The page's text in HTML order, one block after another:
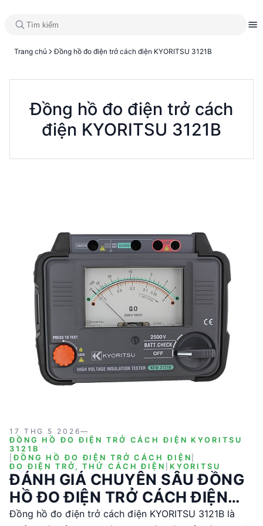
Trang chủ Đồng hồ đo điện trở cách điện KYORITSU 3121B
Đồng hồ đo điện trở cách
điện KYORITSU 3121B
17 THG 5 2026—
ĐỒNG HỒ ĐO ĐIỆN TRỞ CÁCH ĐIỆN KYORITSU
3121B
|ĐỒNG HỒ ĐO ĐIỆN TRỞ CÁCH ĐIỆN
ĐO ĐIỆN TRỞ, THỬ CÁCH ĐIỆN
KYORITSU
ĐÁNH GIÁ CHUYÊN SÂU ĐỒNG
HỒ ĐO ĐIỆN TRỞ CÁCH ĐIỆN
KYORITSU 3121B
Đồng hồ đo điện trở cách điện KYORITSU 3121B là